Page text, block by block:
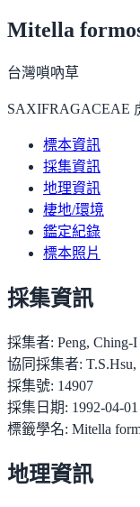
Mitella
台灣嗩吶草
SAXIFRAGACEAE
標本資訊
採集資訊
地理資訊
棲地/環境
鑑定紀錄
標本照片
採集資訊
採集者: Peng, Ching-
協同採集者: T.S.Hsu,
採集號: 14907
採集日期: 1992-04-01
標籤學名: Mitella
地理資訊